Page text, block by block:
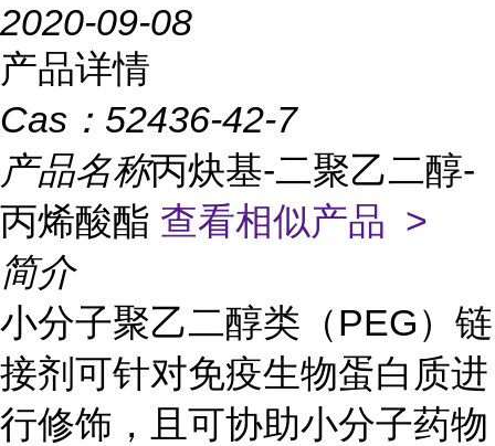
2020-09-08
产品详情
Cas： 52436-42-7
产品名称丙炔基-二聚乙二醇-
丙烯酸酯 查看相似产品 >
简介
小分子聚乙二醇类（PEG）链
接剂可针对免疫生物蛋白质进
行修饰，且可协助小分子药物